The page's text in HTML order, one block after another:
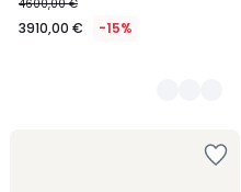
4600,00 €
3910,00 € -15%